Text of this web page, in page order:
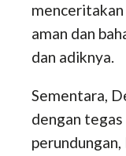
aman dan
dan adiknya.
Sementara,
dengan